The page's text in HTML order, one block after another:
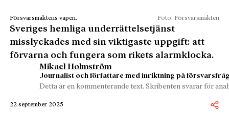
Försvarsmaktens vapen. Foto: Försvarsmakten
Sveriges hemliga underrättelsetjänst
misslyckades med sin viktigaste uppgift: att
förvarna och fungera som rikets alarmklocka.
Mikael Holmström
Journalist och författare med inriktning på
Detta är en kommenterande text. Skribenten svarar för
22 september 2025